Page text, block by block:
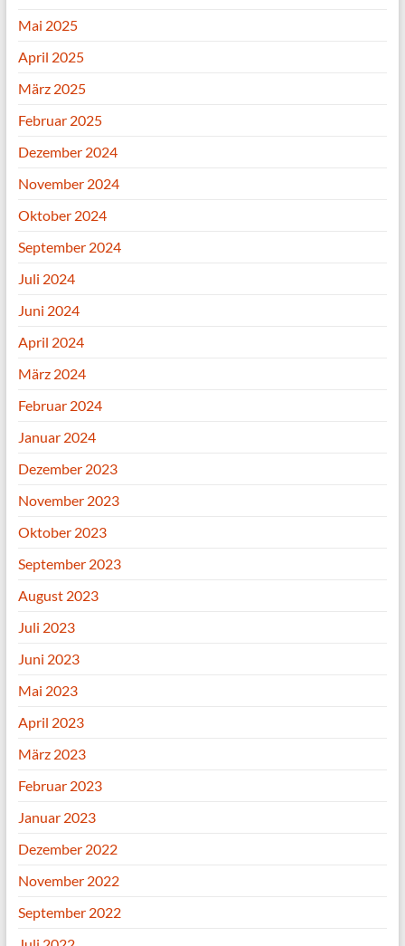
Mai 2025
April 2025
März 2025
Februar 2025
Dezember 2024
November 2024
Oktober 2024
September 2024
Juli 2024
Juni 2024
April 2024
März 2024
Februar 2024
Januar 2024
Dezember 2023
November 2023
Oktober 2023
September 2023
August 2023
Juli 2023
Juni 2023
Mai 2023
April 2023
März 2023
Februar 2023
Januar 2023
Dezember 2022
November 2022
September 2022